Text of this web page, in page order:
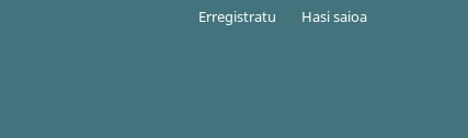
Erregistratu Hasi saioa